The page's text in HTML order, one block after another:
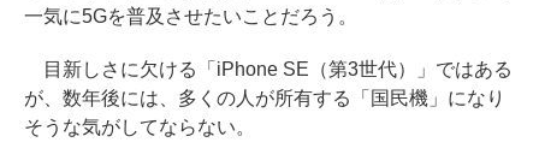
一気に5Gを普及させたいことだろう。
目新しさに欠ける「iPhone SE（第3世代）」ではある
が、数年後には、多くの人が所有する「国民機」になり
そうな気がしてならない。